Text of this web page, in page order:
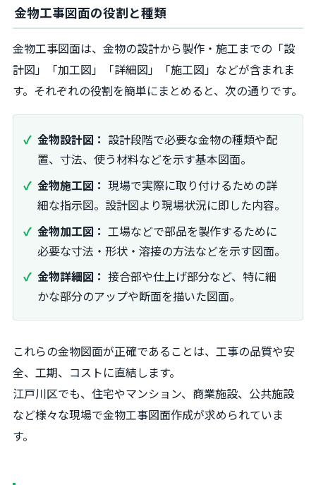
金物工事図面の役割と種類
金物工事図面は、金物の設計から製作・施工までの「設
計図」「加工図」「詳細図」「施工図」などが含まれま
す。それぞれの役割を簡単にまとめると、次の通りです。
金物設計図： 設計段階で必要な金物の種類や配
置、寸法、使う材料などを示す基本図面。
金物施工図： 現場で実際に取り付けるための詳
細な指示図。設計図より現場状況に即した内容。
金物加工図： 工場などで部品を製作するために
必要な寸法・形状・溶接の方法などを示す図面。
金物詳細図： 接合部や仕上げ部分など、特に細
かな部分のアップや断面を描いた図面。
これらの金物図面が正確であることは、工事の品質や安
全、工期、コストに直結します。
江戸川区でも、住宅やマンション、商業施設、公共施設
など様々な現場で金物工事図面作成が求められていま
す。